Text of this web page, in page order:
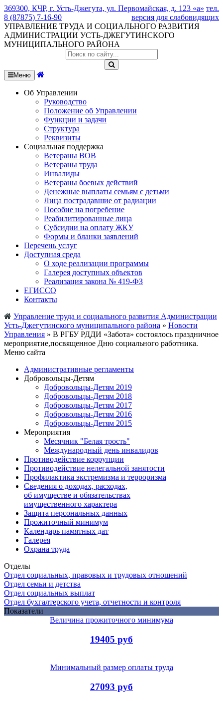
369300, КЧР, г. Усть-Джегута, ул. Первомайская, д. 123 «а» тел.
8 (87875) 7-16-90
версия для слабовидящих
УПРАВЛЕНИЕ ТРУДА И СОЦИАЛЬНОГО РАЗВИТИЯ
АДМИНИСТРАЦИИ УСТЬ-ДЖЕГУТИНСКОГО
МУНИЦИПАЛЬНОГО РАЙОНА
Меню
Об Управлении
Руководство
Положение об Управлении
Функции и задачи
Структура
Реквизиты
Социальная поддержка
Ветераны ВОВ
Ветераны труда
Инвалиды
Ветераны боевых действий
Денежные выплаты семьям с детьми
Лица пострадавшие от радиации
Пособие на погребение
Реабилитированные лица
Субсидии на оплату ЖКУ
Формы и бланки заявлений
Перечень услуг
Доступная среда
О ходе реализации программы
Галерея доступных объектов
Реализация закона № 419-ФЗ
ЕГИСCО
Контакты
Управление труда и социального развития Администрации
Усть-Джегутинского муниципального района » Новости
Управления » В РГБУ РДДИ «Забота» состоялось праздничное
мероприятие,посвященное Дню социального работника.
Меню сайта
Административные регламенты
Добровольцы-Детям
Добровольцы-Детям 2019
Добровольцы-Детям 2018
Добровольцы-Детям 2017
Добровольцы-Детям 2016
Добровольцы-Детям 2015
Мероприятия
Месячник "Белая трость"
Международный день инвалидов
Противодействие коррупции
Противодействие нелегальной занятости
Профилактика экстремизма и терроризма
Сведения о доходах, расходах,
об имуществе и обязательствах
имущественного характера
Защита персональных данных
Прожиточный минимум
Календарь памятных дат
Галерея
Охрана труда
Отделы
Отдел социальных, правовых и трудовых отношений
Отдел семьи и детства
Отдел социальных выплат
Отдел бухгалтерского учета, отчетности и контроля
Показатели
Величина прожиточного минимума
19405 руб
Минимальный размер оплаты труда
27093 руб